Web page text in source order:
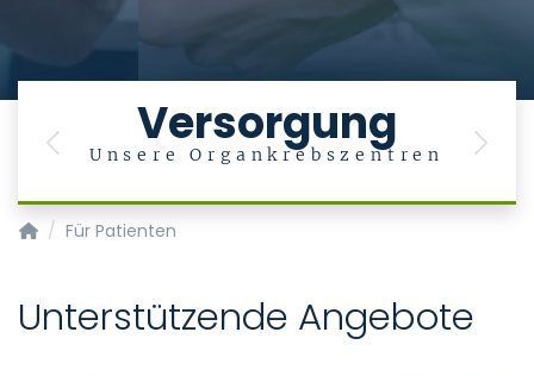
Versorgung
Unsere Organkrebszentren
Previous Next
Krebszentrum - Centrum für Integrierte Onkologie (CIO)
Für Patienten
Unterstützende Angebote